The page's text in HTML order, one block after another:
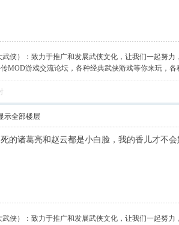
武侠）：致力于推广和发展武侠文化，让我们一起努力
MOD游戏交流论坛，各种经典武侠游戏等你来玩，各
示全部楼层
的诸葛亮和赵云都是小白脸，我的香儿才不
武侠）：致力于推广和发展武侠文化，让我们一起努力